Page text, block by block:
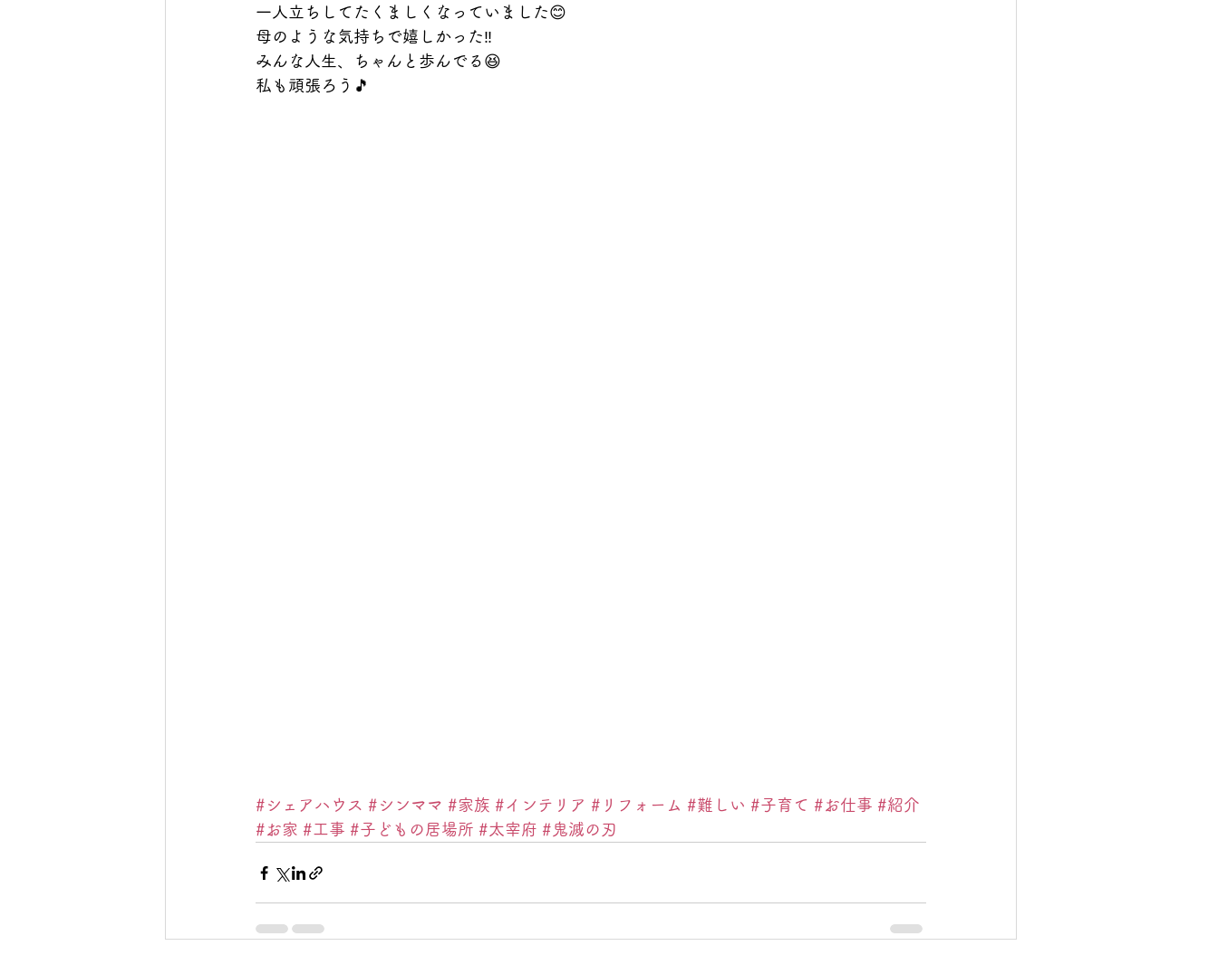
一人立ちしてたくましくなっていました😊
母のような気持ちで嬉しかった‼️
みんな人生、ちゃんと歩んでる😆
私も頑張ろう🎵
#シェアハウス #シンママ #家族 #インテリア #リフォーム #難しい #子育て #お仕事 #紹介
#お家 #工事 #子どもの居場所 #太宰府 #鬼滅の刃